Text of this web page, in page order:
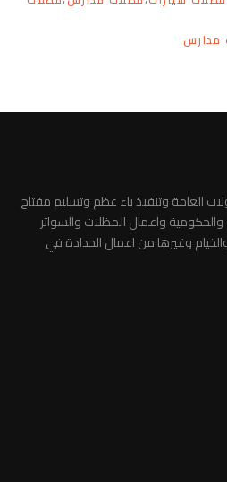
مدارس
العامة وتنفيذ باء عظم وتسليم مفتاح
واعمال المظلات والسواتر
وغيرها من اعمال الحدادة في